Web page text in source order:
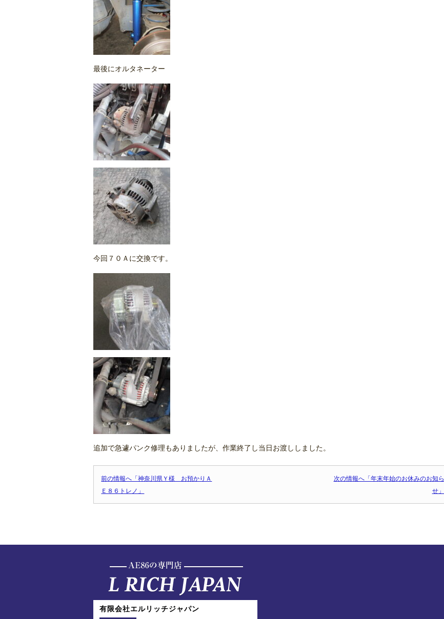
最後にオルタネーター
今回７０Ａに交換です。
追加で急遽パンク修理もありましたが、作業終了し当日お渡ししました。
前の情報へ「神奈川県Ｙ様 お預かりＡ
Ｅ８６トレノ」
次の情報へ「年末年始のお休みのお知ら
せ」
有限会社エルリッチジャパン